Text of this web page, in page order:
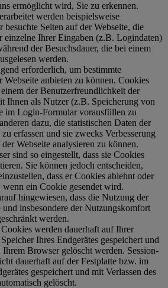
ermöglicht wird, Sie zu erkennen.
werden beispielsweise
besuchte Seiten auf der Webseite, die
einzelne Ihrer Eingaben (z.B. Logindaten)
der Besuchsdauer, die bei einem
werden.
erforderlich, um bestimmte
Webseite anbieten zu können. Cookies
der Benutzerfreundlichkeit der
Ihnen als Nutzer (z.B. Speicherung von
im Login-Formular vorausfüllen zu
dazu, die statistischen Daten der
erfassen und sie zwecks Verbesserung
Webseite analysieren zu können.
sind so eingestellt, dass sie Cookies
Sie können jedoch entscheiden,
dass er Cookies ablehnt oder
wenn ein Cookie gesendet wird.
hingewiesen, dass die Nutzung der
und insbesondere der Nutzungskomfort
werden.
werden dauerhaft auf Ihrer
Ihres Endgerätes gespeichert und
Browser gelöscht werden. Session-
dauerhaft auf der Festplatte bzw. im
gespeichert und mit Verlassen des
gelöscht.